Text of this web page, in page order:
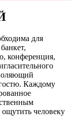
для
конференция,
Каждому
человеку